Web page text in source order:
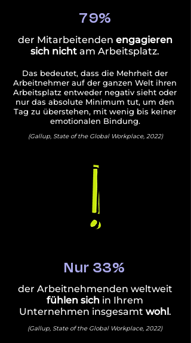
79%
der Mitarbeitenden engagieren
sich nicht am Arbeitsplatz.
Das bedeutet, dass die Mehrheit der
Arbeitnehmer auf der ganzen Welt ihren
Arbeitsplatz entweder negativ sieht oder
nur das absolute Minimum tut, um den
Tag zu überstehen, mit wenig bis keiner
emotionalen Bindung.
(Gallup, State of the Global Workplace, 2022)
Nur 33%
der Arbeitnehmenden weltweit
fühlen sich in Ihrem
Unternehmen insgesamt wohl.
(Gallup, State of the Global Workplace, 2022)